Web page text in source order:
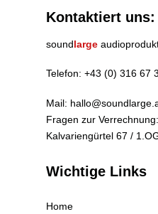
Kontaktiert uns:
soundlarge
Telefon: +43 (0) 316 67
Mail:
Fragen zur Verrechnung:
Kalvariengürtel 67 /
Wichtige Links
Home